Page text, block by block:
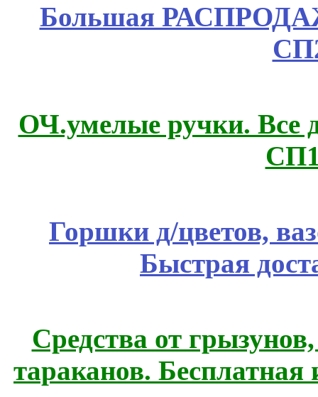
Большая
ОЧ.умелые ручки. Все
Горшки д/цветов,
Быстрая
Средства от
тараканов.